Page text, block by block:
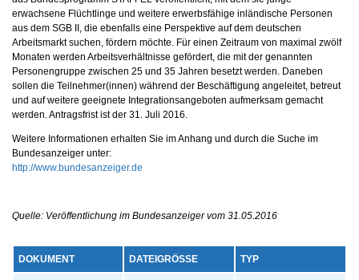
erwachsene Flüchtlinge und weitere erwerbsfähige inländische Personen
aus dem SGB II, die ebenfalls eine Perspektive auf dem deutschen
Arbeitsmarkt suchen, fördern möchte. Für einen Zeitraum von maximal zwölf
Monaten werden Arbeitsverhältnisse gefördert, die mit der genannten
Personengruppe zwischen 25 und 35 Jahren besetzt werden. Daneben
sollen die Teilnehmer(innen) während der Beschäftigung angeleitet, betreut
und auf weitere geeignete Integrationsangeboten aufmerksam gemacht
werden. Antragsfrist ist der 31. Juli 2016.
Weitere Informationen erhalten Sie im Anhang und durch die Suche im
Bundesanzeiger unter:
http://www.bundesanzeiger.de
Quelle: Veröffentlichung im Bundesanzeiger vom 31.05.2016
DOKUMENT DATEIGRÖSSE TYP